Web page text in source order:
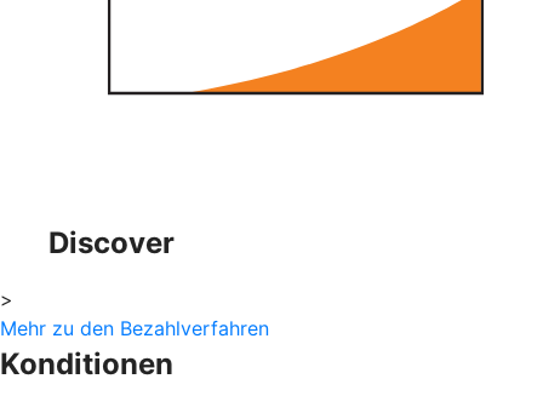
Discover
>
Mehr zu den Bezahlverfahren
Konditionen